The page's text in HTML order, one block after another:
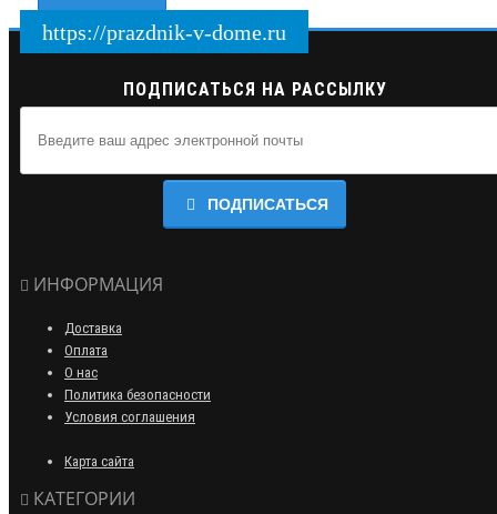
https://prazdnik-v-dome.ru
ПОДПИСАТЬСЯ НА РАССЫЛКУ
ПОДПИСАТЬСЯ
ИНФОРМАЦИЯ
Доставка
Оплата
О нас
Политика безопасности
Условия соглашения
Карта сайта
КАТЕГОРИИ